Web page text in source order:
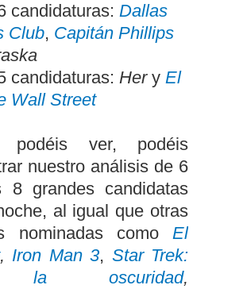
candidaturas: Dallas
Club, Capitán Phillips
candidaturas: Hery El
Wall Street
podéis ver, podéis
nuestro análisis de 6
8 grandes candidatas
al igual que otras
nominadas como El
, Iron Man 3, Star Trek:
oscuridad,